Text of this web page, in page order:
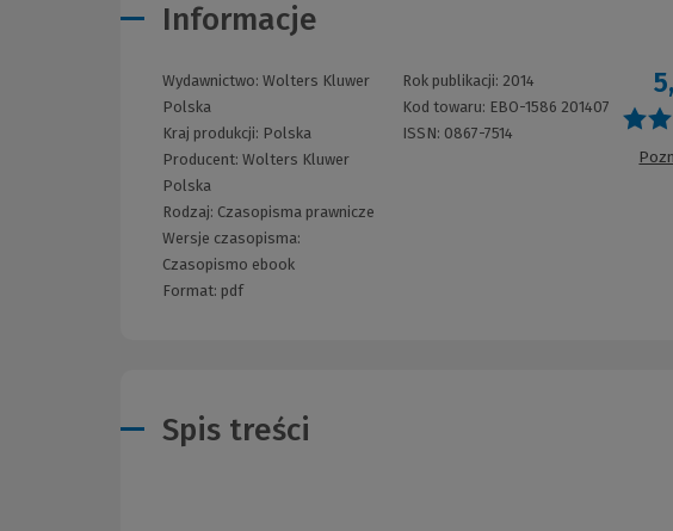
Informacje
Wydawnictwo: Wolters Kluwer
Polska
Kraj produkcji: Polska
Producent: Wolters Kluwer
Polska
Rodzaj: Czasopisma prawnicze
Wersje czasopisma:
Czasopismo ebook
Format: pdf
Rok publikacji: 2014
Kod towaru: EBO-1586 201407
ISSN: 0867-7514
Spis treści